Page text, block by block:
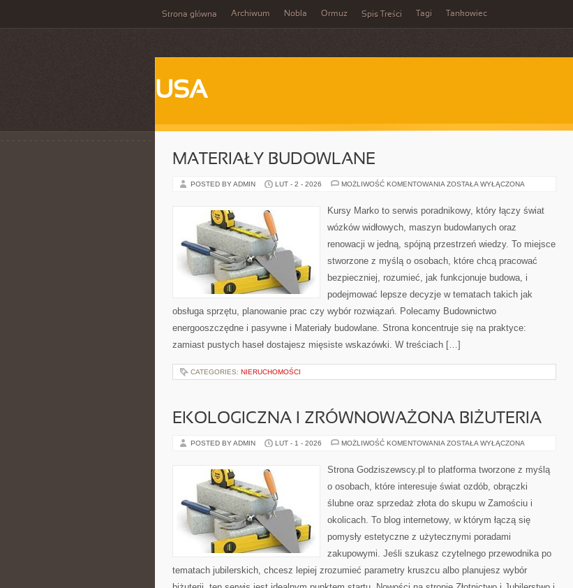
Strona główna Archiwum Nobla Ormuz Spis Treści Tagi Tankowiec
USA
MATERIAŁY BUDOWLANE
POSTED BY ADMIN LUT - 2 - 2026 MOŻLIWOŚĆ KOMENTOWANIA MATERIAŁY
ZOSTAŁA WYŁĄCZONA
Kursy Marko to serwis poradnikowy, który łączy świat
wózków widłowych, maszyn budowlanych oraz
renowacji w jedną, spójną przestrzeń wiedzy. To miejsce
stworzone z myślą o osobach, które chcą pracować
bezpieczniej, rozumieć, jak funkcjonuje budowa, i
podejmować lepsze decyzje w tematach takich jak
obsługa sprzętu, planowanie prac czy wybór rozwiązań. Polecamy Budownictwo
energooszczędne i pasywne i Materiały budowlane. Strona koncentruje się na praktyce:
zamiast pustych haseł dostajesz mięsiste wskazówki. W treściach […]
CATEGORIES: NIERUCHOMOŚCI
EKOLOGICZNA I ZRÓWNOWAŻONA BIŻUTERIA
POSTED BY ADMIN LUT - 1 - 2026 MOŻLIWOŚĆ KOMENTOWANIA EKOLOGICZNA
BIŻUTERIA
ZOSTAŁA WYŁĄCZONA
Strona Godziszewscy.pl to platforma tworzone z myślą
o osobach, które interesuje świat ozdób, obrączki
ślubne oraz sprzedaż złota do skupu w Zamościu i
okolicach. To blog internetowy, w którym łączą się
pomysły estetyczne z użytecznymi poradami
zakupowymi. Jeśli szukasz czytelnego przewodnika po
tematach jubilerskich, chcesz lepiej zrozumieć parametry kruszcu albo planujesz wybór